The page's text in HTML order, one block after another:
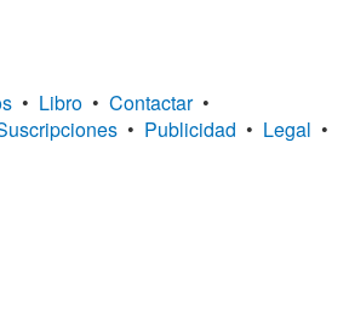
• Libro • Contactar •
• Publicidad • Legal •